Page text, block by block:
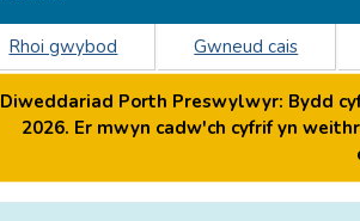
Rhoi gwybod Gwneud cais
Diweddariad Porth Preswylwyr: Bydd
2026. Er mwyn cadw'ch cyfrif yn